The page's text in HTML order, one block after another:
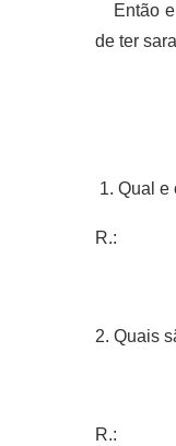
Então
de ter
1. Qual e
R.:
2. Quais
R.: